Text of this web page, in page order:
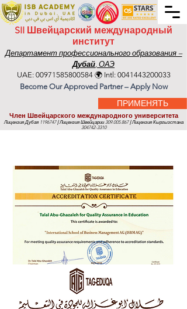
SII Швейцарский международный
институт
Департамент профессионального образования –
Дубай, ОАЭ
ПРИМЕНЯТЬ
Член Швейцарского международного университета
Лицензия Дубая 1196747 |Лицензия Швейцарии309.005.867 |Лицензия Кыргызстана
304742-3310
UAE: 00971585800584🌍 Intl: 0041443200033
Become Our Approved Partner – Apply Now